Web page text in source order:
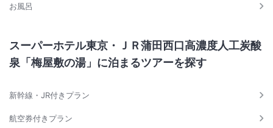
お風呂
スーパーホテル東京・ＪＲ蒲田西口高濃度人工炭酸
泉「梅屋敷の湯」に泊まるツアーを探す
新幹線・JR付きプラン
航空券付きプラン